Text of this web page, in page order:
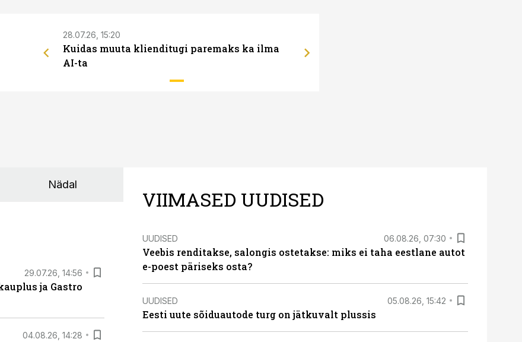
28.07.26, 15:20
Kuidas muuta klienditugi paremaks ka ilma
AI-ta
Nädal
29.07.26, 14:56
ja Gastro
04.08.26, 14:28
VIIMASED UUDISED
UUDISED 06.08.26, 07:30
Veebis renditakse, salongis ostetakse: miks ei taha eestlane autot
e-poest päriseks osta?
UUDISED 05.08.26, 15:42
Eesti uute sõiduautode turg on jätkuvalt plussis